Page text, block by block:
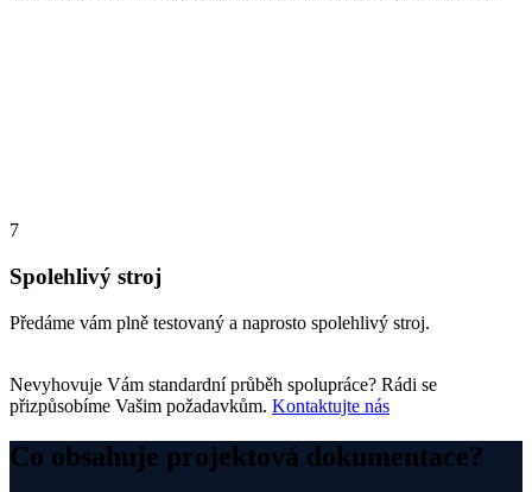
7
Spolehlivý stroj
Předáme vám plně testovaný a naprosto spolehlivý stroj.
Nevyhovuje Vám standardní průběh spolupráce? Rádi se
přizpůsobíme Vašim požadavkům. Kontaktujte nás
Co obsahuje projektová dokumentace?